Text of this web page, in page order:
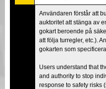
Användaren förstår att
auktoritet att stänga av
gokart beroende på
att följa turregler, etc.).
gokarten som
Users understand that
and authority to stop
response to safety risks